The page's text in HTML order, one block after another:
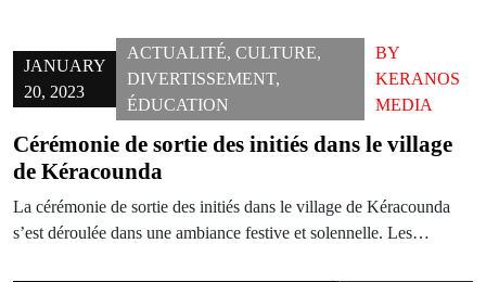
JANUARY
20, 2023
ACTUALITÉ, CULTURE,
DIVERTISSEMENT,
ÉDUCATION
BY
KERANOS
MEDIA
Cérémonie de sortie des initiés dans le village
de Kéracounda
La cérémonie de sortie des initiés dans le village de Kéracounda
s’est déroulée dans une ambiance festive et solennelle. Les…